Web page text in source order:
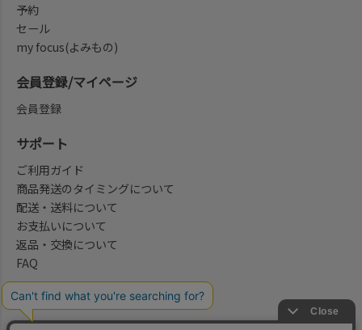
会社概要/お問合せ先
予約
セール
my focus(よみもの)
会員登録/マイページ
会員登録
サポート
ご利用ガイド
商品発送のタイミングについて
配送・送料について
お支払いについて
返品・交換について
FAQ